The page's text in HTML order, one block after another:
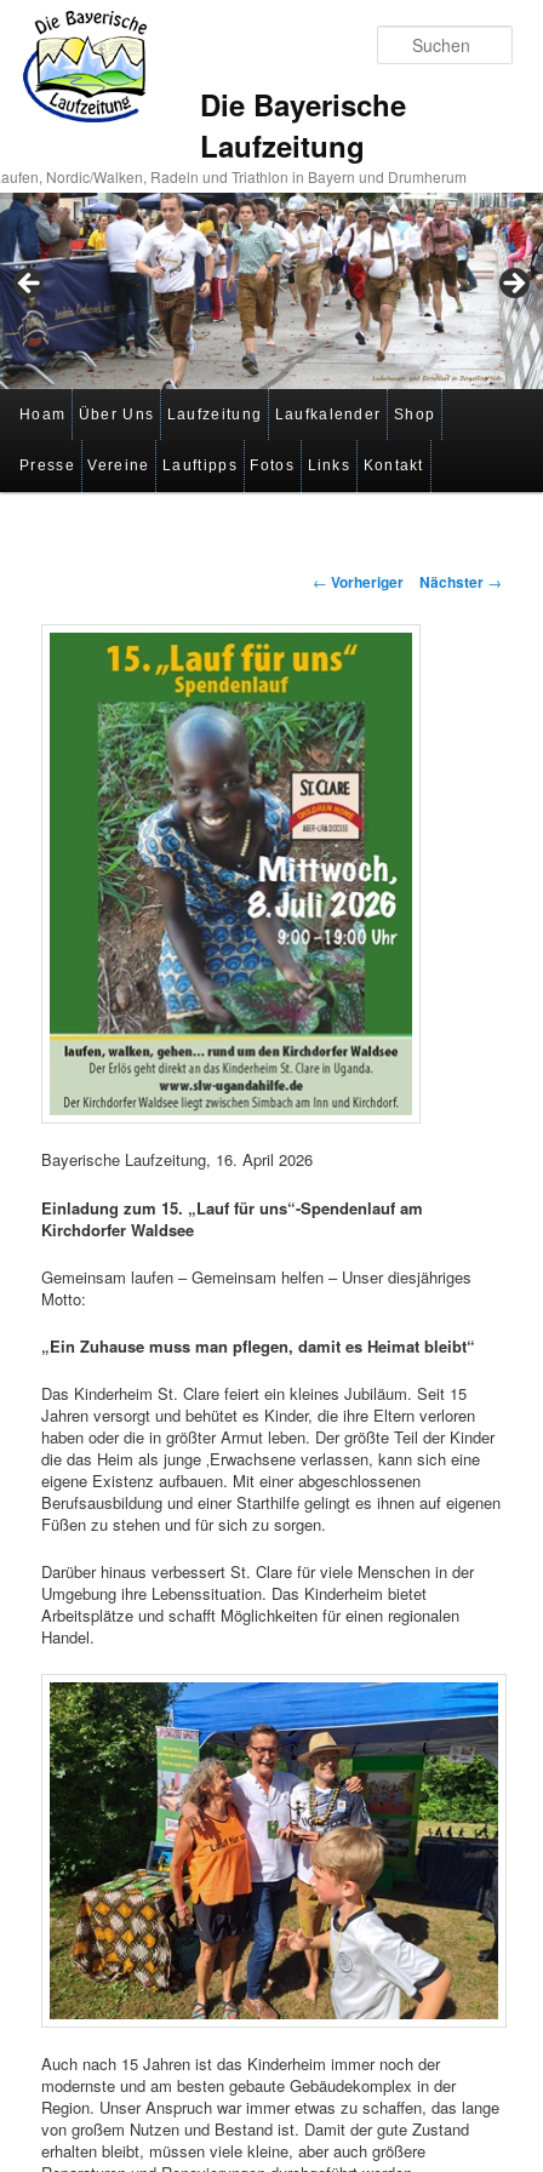
Die Bayerische
Laufzeitung
Nordic/Walken, Radeln und Triathlon in Bayern und Drumherum
Hauptmenü
Zum
primären
Zum
sekundären
Hoam Über Uns Laufzeitung Laufkalender Shop
Presse Vereine Lauftipps Fotos Links Kontakt
Beitragsnavigation
← Vorheriger Nächster →
Bayerische Laufzeitung, 16. April 2026
Einladung zum 15. „Lauf für uns“-Spendenlauf am
Kirchdorfer Waldsee
Gemeinsam laufen – Gemeinsam helfen – Unser diesjähriges
Motto:
„Ein Zuhause muss man pflegen, damit es Heimat bleibt“
Das Kinderheim St. Clare feiert ein kleines Jubiläum. Seit 15
Jahren versorgt und behütet es Kinder, die ihre Eltern verloren
haben oder die in größter Armut leben. Der größte Teil der Kinder
die das Heim als junge ‚Erwachsene verlassen, kann sich eine
eigene Existenz aufbauen. Mit einer abgeschlossenen
Berufsausbildung und einer Starthilfe gelingt es ihnen auf eigenen
Füßen zu stehen und für sich zu sorgen.
Darüber hinaus verbessert St. Clare für viele Menschen in der
Umgebung ihre Lebenssituation. Das Kinderheim bietet
Arbeitsplätze und schafft Möglichkeiten für einen regionalen
Handel.
Auch nach 15 Jahren ist das Kinderheim immer noch der
modernste und am besten gebaute Gebäudekomplex in der
Region. Unser Anspruch war immer etwas zu schaffen, das lange
von großem Nutzen und Bestand ist. Damit der gute Zustand
erhalten bleibt, müssen viele kleine, aber auch größere